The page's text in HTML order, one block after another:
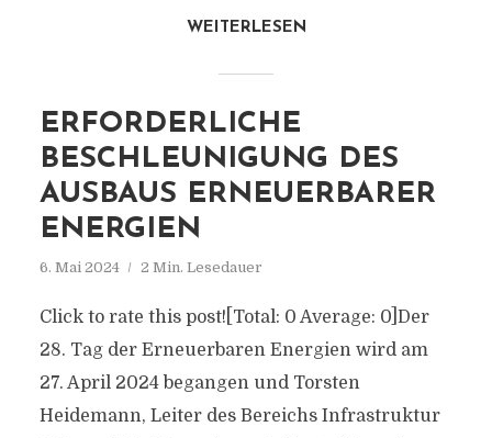
WEITERLESEN
ERFORDERLICHE
BESCHLEUNIGUNG DES
AUSBAUS ERNEUERBARER
ENERGIEN
6. Mai 2024 2 Min. Lesedauer
Click to rate this post![Total: 0 Average: 0]Der
28. Tag der Erneuerbaren Energien wird am
27. April 2024 begangen und Torsten
Heidemann, Leiter des Bereichs Infrastruktur